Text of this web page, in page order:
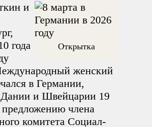
Открытка
и
года
женский
в Германии,
и Швейцарии 19
члена
комитета Социал-